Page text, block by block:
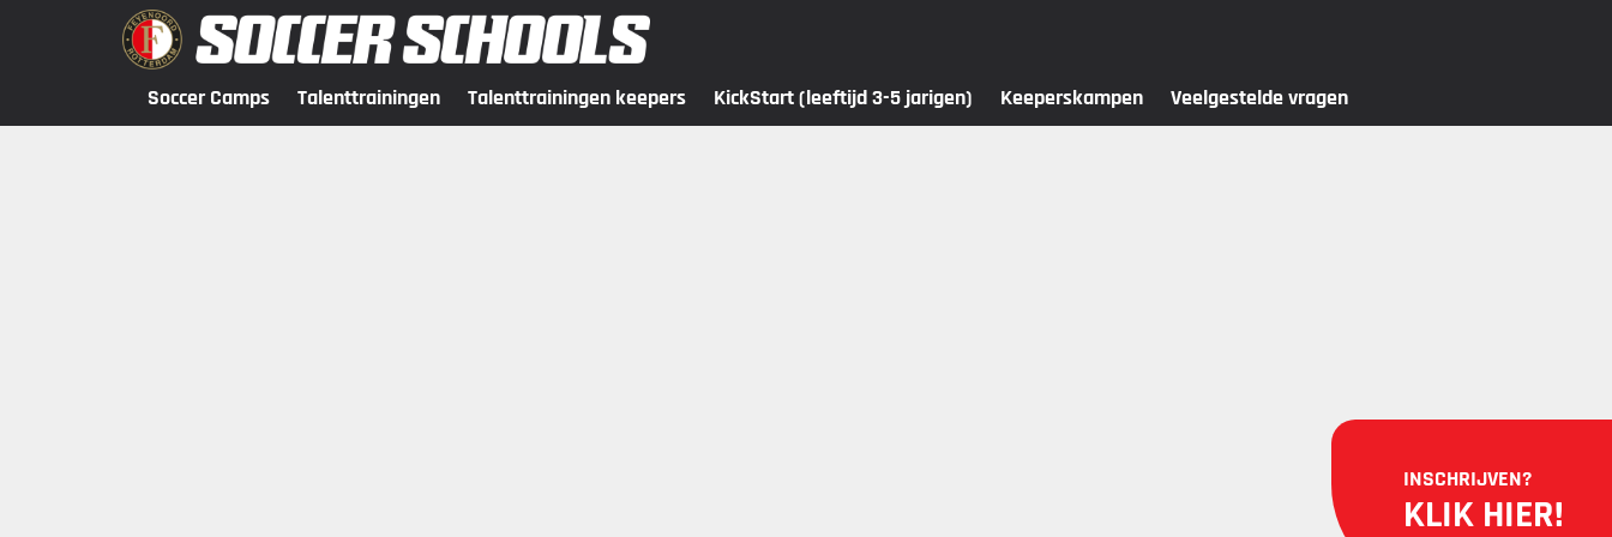
Soccer Camps Talenttrainingen Talenttrainingen keepers KickStart (leeftijd 3-5 jarigen) Keeperskampen Veelgestelde vragen
INSCHRIJVEN?
KLIK HIER!